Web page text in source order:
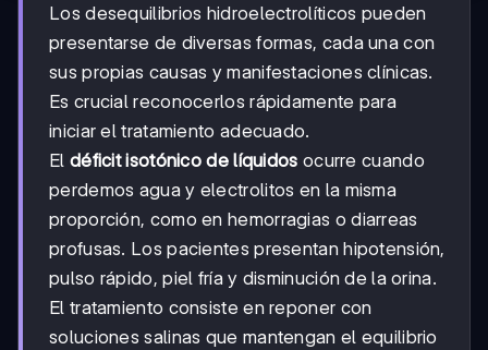
Los desequilibrios hidroelectrolíticos pueden
presentarse de diversas formas, cada una con
sus propias causas y manifestaciones clínicas.
Es crucial reconocerlos rápidamente para
iniciar el tratamiento adecuado.
El déficit isotónico de líquidos ocurre cuando
perdemos agua y electrolitos en la misma
proporción, como en hemorragias o diarreas
profusas. Los pacientes presentan hipotensión,
pulso rápido, piel fría y disminución de la orina.
El tratamiento consiste en reponer con
soluciones salinas que mantengan el equilibrio